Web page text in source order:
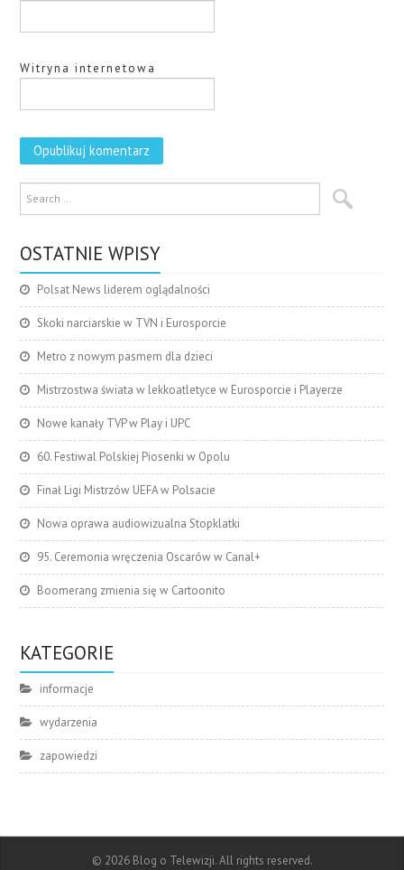
Witryna internetowa
OSTATNIE WPISY
Polsat News liderem oglądalności
Skoki narciarskie w TVN i Eurosporcie
Metro z nowym pasmem dla dzieci
Mistrzostwa świata w lekkoatletyce w Eurosporcie i Playerze
Nowe kanały TVP w Play i UPC
60. Festiwal Polskiej Piosenki w Opolu
Finał Ligi Mistrzów UEFA w Polsacie
Nowa oprawa audiowizualna Stopklatki
95. Ceremonia wręczenia Oscarów w Canal+
Boomerang zmienia się w Cartoonito
KATEGORIE
informacje
wydarzenia
zapowiedzi
© 2026 Blog o Telewizji. All rights reserved.